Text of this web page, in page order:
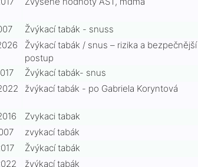
Žvýkací tabák - snuss
Žvýkací tabák / snus – rizika a bezpečnější
postup
Žvýkací tabák- snus
žvýkací tabák - po Gabriela Koryntová
Zvykaci tabak
zvykací tabák
Žvýkací tabák
žvýkací tabák